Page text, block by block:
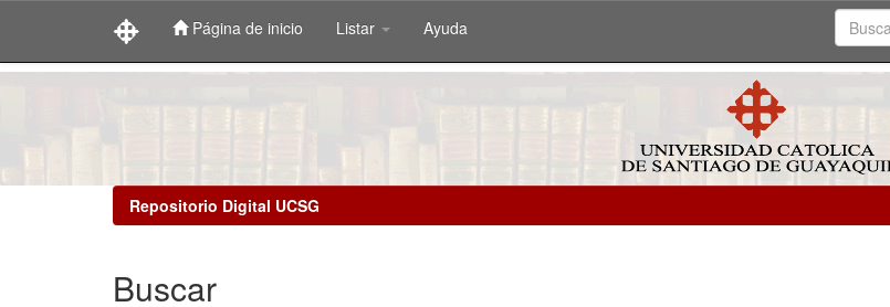
Página de inicio Listar Ayuda
Repositorio Digital UCSG
Buscar